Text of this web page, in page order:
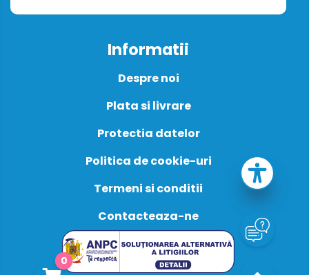
0
Informatii
Despre noi
Plata si livrare
Protectia datelor
Politica de cookie-uri
Termeni si conditii
Contacteaza-ne